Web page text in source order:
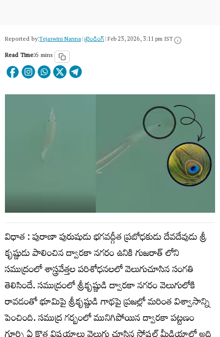
Reported by:Tejaswini Nanna|ట్రెండింగ్|Feb 23, 2026, 3:11 pm IST
Read Time:6 mins
విధాత : పురాణా పురుషుడు భగవద్గీత ప్రబోధకుడు దేవదేవుడు శ్రీ
కృష్ణుడు పాలించిన ద్వారకా నగరం ఉనికి గుజరాత్ లోని
సముద్రంలో శాస్త్రవేత్తల పరిశోధనలలో వెలుగుచూసిన సంగతి
తెలిసిందే. సముద్రంలో శ్రీకృష్ణుడి ద్వారకా నగరం వెలుగులోకి
రావడంతో భూమిపై శ్రీకృష్ణుడి గాథపై ప్రజల్లో మరింత విశ్వాసాన్ని
పెంచింది. సముద్ర గర్బంలో మునిగిపోయిన ద్వారకా పట్టణం